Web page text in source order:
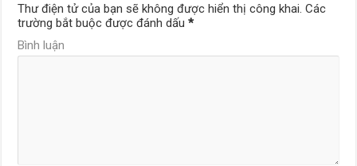
Thư điện tử của bạn sẽ không được hiển thị công khai. Các
trường bắt buộc được đánh dấu*
Bình luận